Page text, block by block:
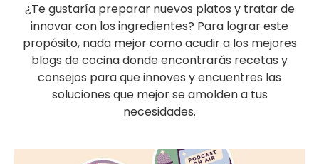
¿Te gustaría preparar nuevos platos y tratar de
innovar con los ingredientes? Para lograr este
propósito, nada mejor como acudir a los mejores
blogs de cocina donde encontrarás recetas y
consejos para que innoves y encuentres las
soluciones que mejor se amolden a tus
necesidades.